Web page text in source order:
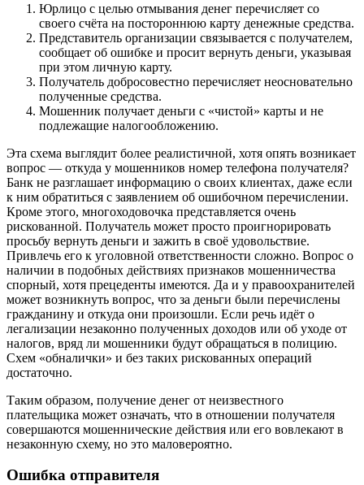
Юрлицо с целью отмывания денег перечисляет со
своего счёта на постороннюю карту денежные средства.
Представитель организации связывается с получателем,
сообщает об ошибке и просит вернуть деньги, указывая
при этом личную карту.
Получатель добросовестно перечисляет неосновательно
полученные средства.
Мошенник получает деньги с «чистой» карты и не
подлежащие налогообложению.
Эта схема выглядит более реалистичной, хотя опять возникает
вопрос — откуда у мошенников номер телефона получателя?
Банк не разглашает информацию о своих клиентах, даже если
к ним обратиться с заявлением об ошибочном перечислении.
Кроме этого, многоходовочка представляется очень
рискованной. Получатель может просто проигнорировать
просьбу вернуть деньги и зажить в своё удовольствие.
Привлечь его к уголовной ответственности сложно. Вопрос о
наличии в подобных действиях признаков мошенничества
спорный, хотя прецеденты имеются. Да и у правоохранителей
может возникнуть вопрос, что за деньги были перечислены
гражданину и откуда они произошли. Если речь идёт о
легализации незаконно полученных доходов или об уходе от
налогов, вряд ли мошенники будут обращаться в полицию.
Схем «обналички» и без таких рискованных операций
достаточно.
Таким образом, получение денег от неизвестного
плательщика может означать, что в отношении получателя
совершаются мошеннические действия или его вовлекают в
незаконную схему, но это маловероятно.
Ошибка отправителя